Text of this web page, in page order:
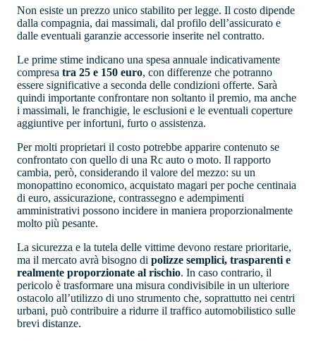
Non esiste un prezzo unico stabilito per legge. Il costo dipende
dalla compagnia, dai massimali, dal profilo dell’assicurato e
dalle eventuali garanzie accessorie inserite nel contratto.
Le prime stime indicano una spesa annuale indicativamente
compresa tra 25 e 150 euro, con differenze che potranno
essere significative a seconda delle condizioni offerte. Sarà
quindi importante confrontare non soltanto il premio, ma anche
i massimali, le franchigie, le esclusioni e le eventuali coperture
aggiuntive per infortuni, furto o assistenza.
Per molti proprietari il costo potrebbe apparire contenuto se
confrontato con quello di una Rc auto o moto. Il rapporto
cambia, però, considerando il valore del mezzo: su un
monopattino economico, acquistato magari per poche centinaia
di euro, assicurazione, contrassegno e adempimenti
amministrativi possono incidere in maniera proporzionalmente
molto più pesante.
La sicurezza e la tutela delle vittime devono restare prioritarie,
ma il mercato avrà bisogno di polizze semplici, trasparenti e
realmente proporzionate al rischio. In caso contrario, il
pericolo è trasformare una misura condivisibile in un ulteriore
ostacolo all’utilizzo di uno strumento che, soprattutto nei centri
urbani, può contribuire a ridurre il traffico automobilistico sulle
brevi distanze.